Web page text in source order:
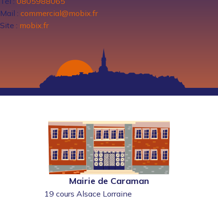
Mail : commercial@mobix.fr
Site : mobix.fr
Mairie de Caraman
19 cours Alsace Lorraine